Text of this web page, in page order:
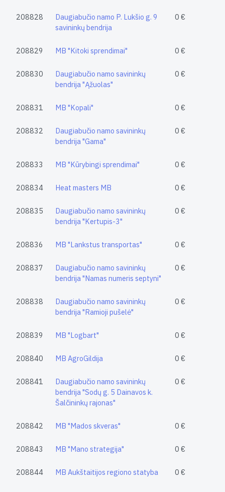
208828
Daugiabučio namo P. Lukšio g. 9
savininkų bendrija
0 €
208829 MB "Kitoki sprendimai" 0 €
208830
Daugiabučio namo savininkų
bendrija "Ąžuolas"
0 €
208831 MB "Kopali" 0 €
208832
Daugiabučio namo savininkų
bendrija "Gama"
0 €
208833 MB "Kūrybingi sprendimai" 0 €
208834 Heat masters MB 0 €
208835
Daugiabučio namo savininkų
bendrija "Kertupis-3"
0 €
208836 MB "Lankstus transportas" 0 €
208837
Daugiabučio namo savininkų
bendrija "Namas numeris septyni"
0 €
208838
Daugiabučio namo savininkų
bendrija "Ramioji pušelė"
0 €
208839 MB "Logbart" 0 €
208840 MB AgroGildija 0 €
208841
Daugiabučio namo savininkų
bendrija "Sodų g. 5 Dainavos k.
Šalčininkų rajonas"
0 €
208842 MB "Mados skveras" 0 €
208843 MB "Mano strategija" 0 €
208844 MB Aukštaitijos regiono statyba 0 €